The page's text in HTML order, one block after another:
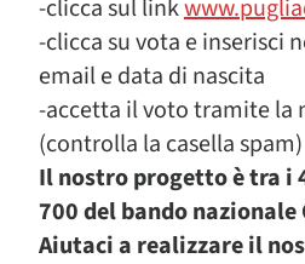
-clicca sul link
-clicca su vota e inserisci
email e data di nascita
-accetta il voto tramite la
(controlla la casella spam)
Il nostro progetto è tra i
700 del bando nazionale
Aiutaci a realizzare il